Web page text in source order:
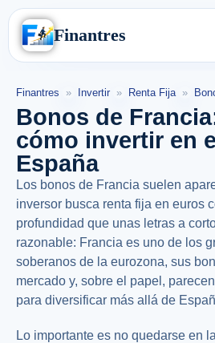
Finantres
Finantres » Invertir » Renta Fija »
Bonos de
cómo invertir en
España
Los bonos de Francia suelen
inversor busca renta fija en euros
profundidad que unas letras a
razonable: Francia es uno de los
soberanos de la eurozona, sus
mercado y, sobre el papel,
para diversificar más allá de
Lo importante es no quedarse en